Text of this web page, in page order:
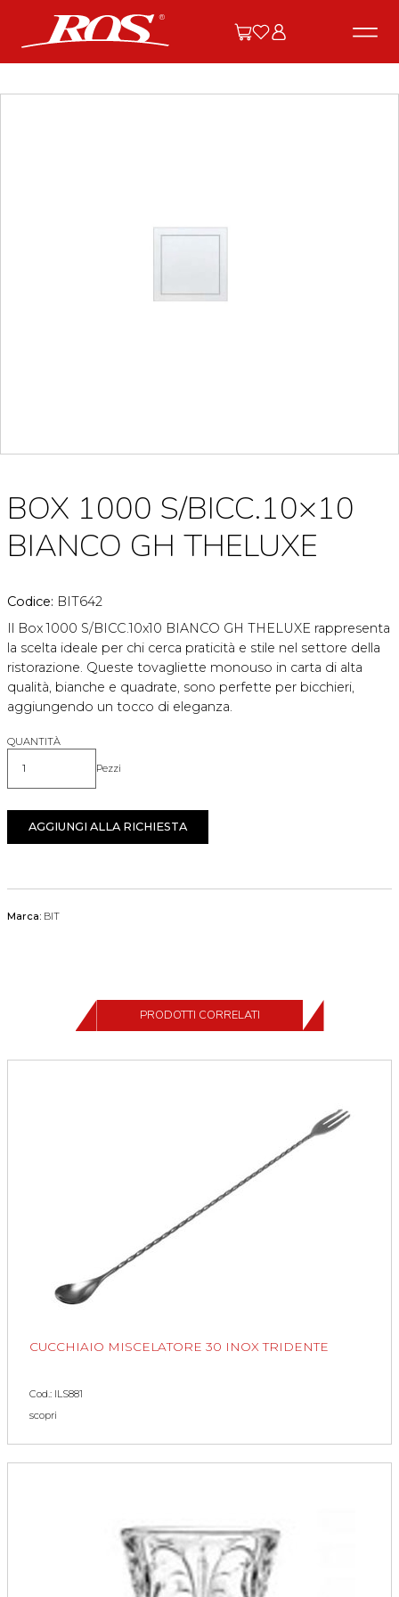
BOX 1000 S/BICC.10×10
BIANCO GH THELUXE
Codice: BIT642
Il Box 1000 S/BICC.10x10 BIANCO GH THELUXE rappresenta
la scelta ideale per chi cerca praticità e stile nel settore della
ristorazione. Queste tovagliette monouso in carta di alta
qualità, bianche e quadrate, sono perfette per bicchieri,
aggiungendo un tocco di eleganza.
QUANTITÀ
Quantità Pezzi
AGGIUNGI ALLA RICHIESTA
Marca: BIT
PRODOTTI CORRELATI
CUCCHIAIO MISCELATORE 30 INOX TRIDENTE
Cod.: ILS881
scopri